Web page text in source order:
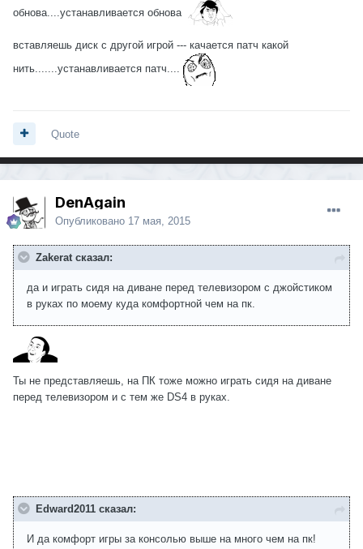
обнова....устанавливается обнова
вставляешь диск с другой игрой --- качается патч какой
нить.......устанавливается патч....
Quote
DenAgain
Опубликовано 17 мая, 2015
Zakerat сказал:
да и играть сидя на диване перед телевизором с джойстиком
в руках по моему куда комфортной чем на пк.
Ты не представляешь, на ПК тоже можно играть сидя на диване
перед телевизором и с тем же DS4 в руках.
Edward2011 сказал:
И да комфорт игры за консолью выше на много чем на пк!